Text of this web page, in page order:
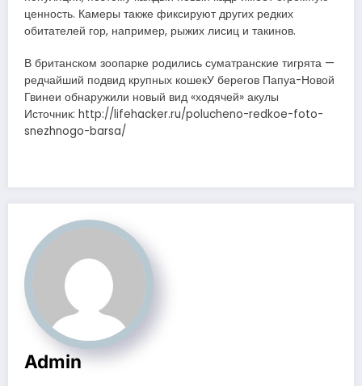
ценность. Камеры также фиксируют других редких
обитателей гор, например, рыжих лисиц и такинов.
В британском зоопарке родились суматранские тигрята —
редчайший подвид крупных кошекУ берегов Папуа-Новой
Гвинеи обнаружили новый вид «ходячей» акулы
Источник: http://lifehacker.ru/polucheno-redkoe-foto-
snezhnogo-barsa/
Admin